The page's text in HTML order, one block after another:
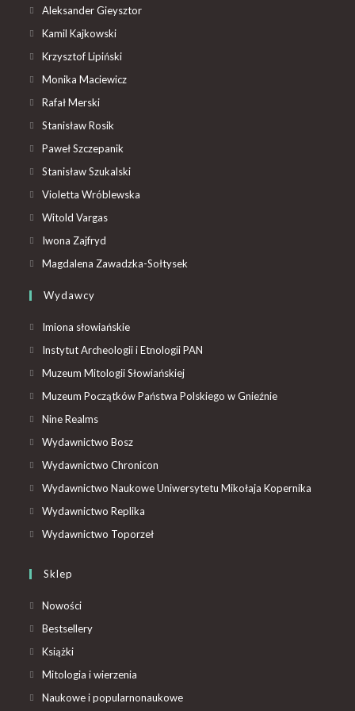
Aleksander Gieysztor
Kamil Kajkowski
Krzysztof Lipiński
Monika Maciewicz
Rafał Merski
Stanisław Rosik
Paweł Szczepanik
Stanisław Szukalski
Violetta Wróblewska
Witold Vargas
Iwona Zajfryd
Magdalena Zawadzka-Sołtysek
Wydawcy
Imiona słowiańskie
Instytut Archeologii i Etnologii PAN
Muzeum Mitologii Słowiańskiej
Muzeum Początków Państwa Polskiego w Gnieźnie
Nine Realms
Wydawnictwo Bosz
Wydawnictwo Chronicon
Wydawnictwo Naukowe Uniwersytetu Mikołaja Kopernika
Wydawnictwo Replika
Wydawnictwo Toporzeł
Sklep
Nowości
Bestsellery
Książki
Mitologia i wierzenia
Naukowe i popularnonaukowe